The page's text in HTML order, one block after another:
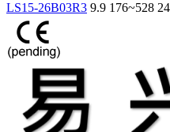
LS15-26B03R3 9.9 176~528